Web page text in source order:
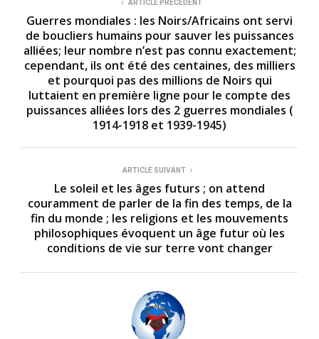
ARTICLE PRÉCÉDENT
Guerres mondiales : les Noirs/Africains ont servi
de boucliers humains pour sauver les puissances
alliées; leur nombre n’est pas connu exactement;
cependant, ils ont été des centaines, des milliers
et pourquoi pas des millions de Noirs qui
luttaient en première ligne pour le compte des
puissances alliées lors des 2 guerres mondiales (
1914-1918 et 1939-1945)
ARTICLE SUIVANT
Le soleil et les âges futurs ; on attend
couramment de parler de la fin des temps, de la
fin du monde ; les religions et les mouvements
philosophiques évoquent un âge futur où les
conditions de vie sur terre vont changer